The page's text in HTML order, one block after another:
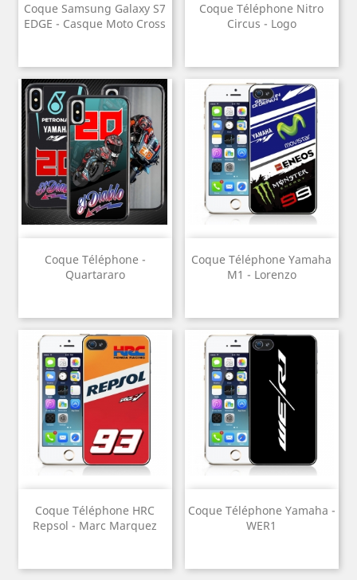
Coque Samsung Galaxy S7
EDGE - Casque Moto Cross
Coque Téléphone Nitro
Circus - Logo
Coque Téléphone -
Quartararo
Coque Téléphone Yamaha
M1 - Lorenzo
Coque Téléphone HRC
Repsol - Marc Marquez
Coque Téléphone Yamaha -
WER1